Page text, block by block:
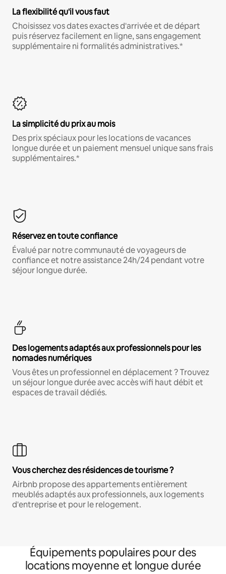
La flexibilité qu'il vous faut
Choisissez vos dates exactes d'arrivée et de départ
puis réservez facilement en ligne, sans engagement
supplémentaire ni formalités administratives.*
La simplicité du prix au mois
Des prix spéciaux pour les locations de vacances
longue durée et un paiement mensuel unique sans frais
supplémentaires.*
Réservez en toute confiance
Évalué par notre communauté de voyageurs de
confiance et notre assistance 24h/24 pendant votre
séjour longue durée.
Des logements adaptés aux professionnels pour les
nomades numériques
Vous êtes un professionnel en déplacement ? Trouvez
un séjour longue durée avec accès wifi haut débit et
espaces de travail dédiés.
Vous cherchez des résidences de tourisme ?
Airbnb propose des appartements entièrement
meublés adaptés aux professionnels, aux logements
d'entreprise et pour le relogement.
Équipements populaires pour des
locations moyenne et longue durée